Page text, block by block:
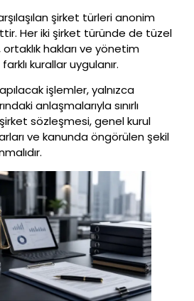
şirket türleri anonim
Her iki şirket türünde de tüzel
ortaklık hakları ve yönetim
kurallar uygulanır.
işlemler, yalnızca
anlaşmalarıyla sınırlı
sözleşmesi, genel kurul
ve kanunda öngörülen şekil